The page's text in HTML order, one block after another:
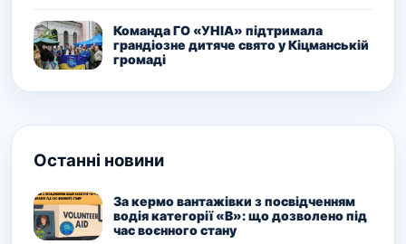
Команда ГО «УНІА» підтримала
грандіозне дитяче свято у Кіцманській
громаді
Останні новини
За кермо вантажівки з посвідченням
водія категорії «В»: що дозволено під
час воєнного стану